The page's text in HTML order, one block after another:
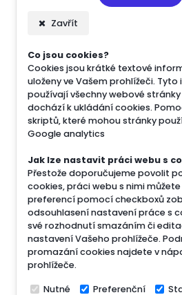
Zavřít
Co jsou cookies?
Cookies jsou krátké textové
uloženy ve Vašem prohlížeči.
používají všechny webové
dochází k ukládání cookies.
skriptů, které mohou stránky
Google analytics
Jak lze nastavit práci webu s
Přestože doporučujeme povolit
cookies, práci webu s nimi
preferencí pomocí checkboxů
odsouhlasení nastavení práce s
své rozhodnutí smazáním či
nastavení Vašeho prohlížeče.
promazání cookies najdete v
prohlížeče.
Nutné Preferenční